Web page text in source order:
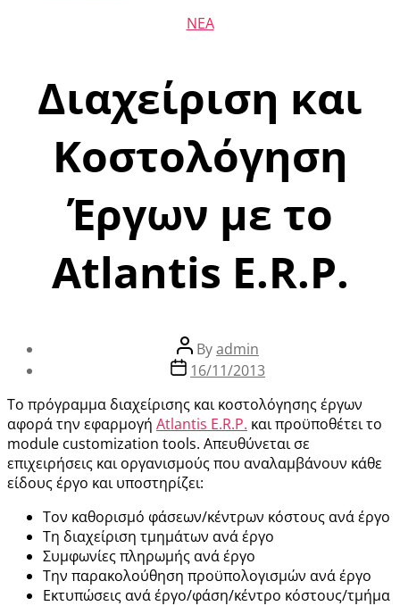
ΝΕΑ
Διαχείριση και
Κοστολόγηση
Έργων με το
Atlantis E.R.P.
Byadmin
16/11/2013
Το πρόγραμμα διαχείρισης και κοστολόγησης έργων
αφορά την εφαρμογή Atlantis E.R.P. και προϋποθέτει το
module customization tools. Απευθύνεται σε
επιχειρήσεις και οργανισμούς που αναλαμβάνουν κάθε
είδους έργο και υποστηρίζει:
Τον καθορισμό φάσεων/κέντρων κόστους ανά έργο
Τη διαχείριση τμημάτων ανά έργο
Συμφωνίες πληρωμής ανά έργο
Την παρακολούθηση προϋπολογισμών ανά έργο
Εκτυπώσεις ανά έργο/φάση/κέντρο κόστους/τμήμα